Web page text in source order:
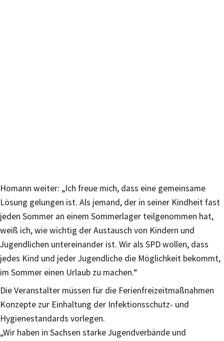
Homann weiter: „Ich freue mich, dass eine gemeinsame
Lösung gelungen ist. Als jemand, der in seiner Kindheit fast
jeden Sommer an einem Sommerlager teilgenommen hat,
weiß ich, wie wichtig der Austausch von Kindern und
Jugendlichen untereinander ist. Wir als SPD wollen, dass
jedes Kind und jeder Jugendliche die Möglichkeit bekommt,
im Sommer einen Urlaub zu machen.“
Die Veranstalter müssen für die Ferienfreizeitmaßnahmen
Konzepte zur Einhaltung der Infektionsschutz- und
Hygienestandards vorlegen.
„Wir haben in Sachsen starke Jugendverbände und